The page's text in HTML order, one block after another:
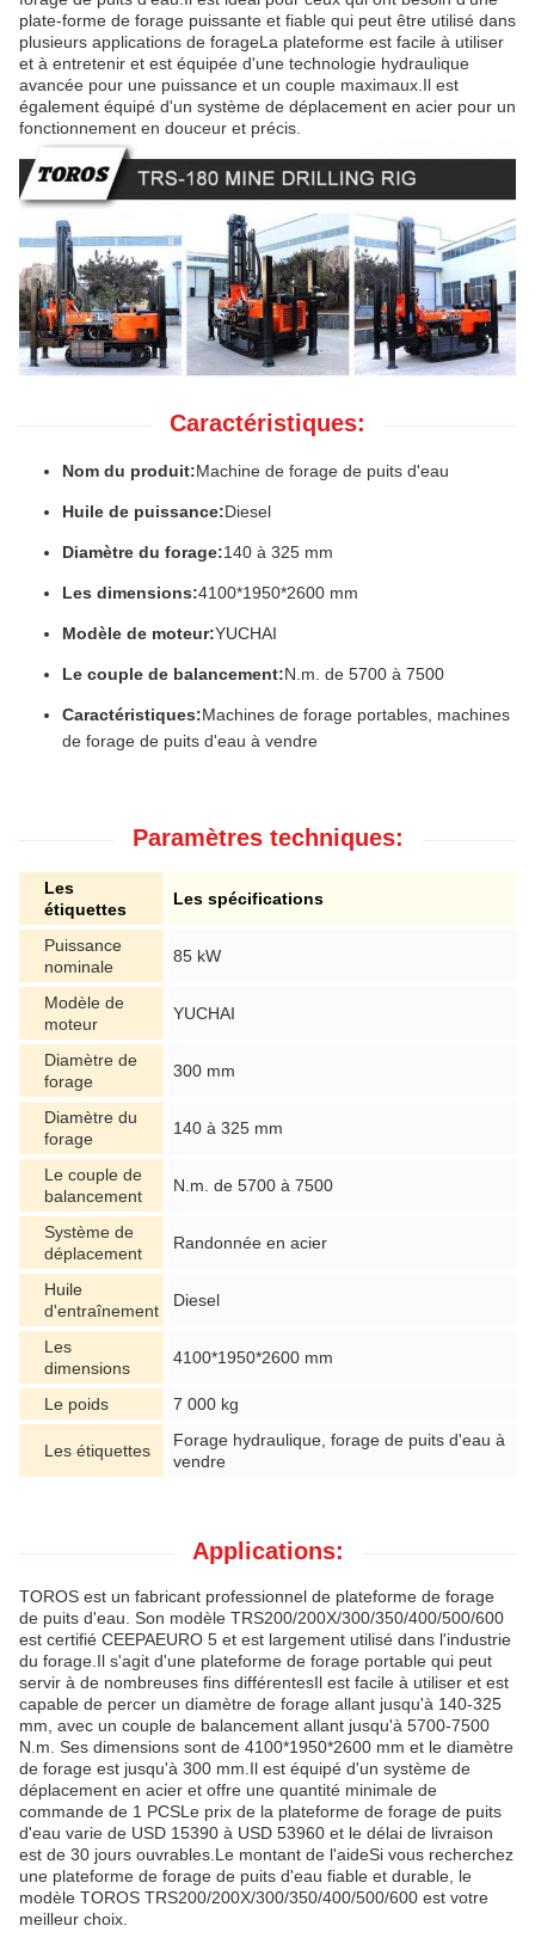
plate-forme de forage puissante et fiable qui peut être utilisé dans
plusieurs applications de forageLa plateforme est facile à utiliser
et à entretenir et est équipée d'une technologie hydraulique
avancée pour une puissance et un couple maximaux.Il est
également équipé d'un système de déplacement en acier pour un
fonctionnement en douceur et précis.
Caractéristiques:
Nom du produit:Machine de forage de puits d'eau
Huile de puissance:Diesel
Diamètre du forage:140 à 325 mm
Les dimensions:4100*1950*2600 mm
Modèle de moteur:YUCHAI
Le couple de balancement:N.m. de 5700 à 7500
Caractéristiques:Machines de forage portables, machines
de forage de puits d'eau à vendre
Paramètres techniques:
Les
étiquettes
Les spécifications
Puissance
nominale
85 kW
Modèle de
moteur
YUCHAI
Diamètre de
forage
300 mm
Diamètre du
forage
140 à 325 mm
Le couple de
balancement
N.m. de 5700 à 7500
Système de
déplacement
Randonnée en acier
Huile
d'entraînement
Diesel
Les
dimensions
4100*1950*2600 mm
Le poids 7 000 kg
Les étiquettes
Forage hydraulique, forage de puits d'eau à
vendre
Applications:
TOROS est un fabricant professionnel de plateforme de forage
de puits d'eau. Son modèle TRS200/200X/300/350/400/500/600
est certifié CEEPAEURO 5 et est largement utilisé dans l'industrie
du forage.Il s'agit d'une plateforme de forage portable qui peut
servir à de nombreuses fins différentesIl est facile à utiliser et est
capable de percer un diamètre de forage allant jusqu'à 140-325
mm, avec un couple de balancement allant jusqu'à 5700-7500
N.m. Ses dimensions sont de 4100*1950*2600 mm et le diamètre
de forage est jusqu'à 300 mm.Il est équipé d'un système de
déplacement en acier et offre une quantité minimale de
commande de 1 PCSLe prix de la plateforme de forage de puits
d'eau varie de USD 15390 à USD 53960 et le délai de livraison
est de 30 jours ouvrables.Le montant de l'aideSi vous recherchez
une plateforme de forage de puits d'eau fiable et durable, le
modèle TOROS TRS200/200X/300/350/400/500/600 est votre
meilleur choix.